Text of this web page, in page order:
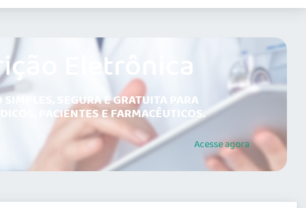
Eletrônica
SEGURA E GRATUITA PARA
PACIENTES E FARMACÊUTICOS.
Acesseagora